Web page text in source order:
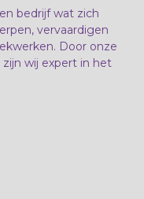
bedrijf wat zich
vervaardigen
Door onze
wij expert in het